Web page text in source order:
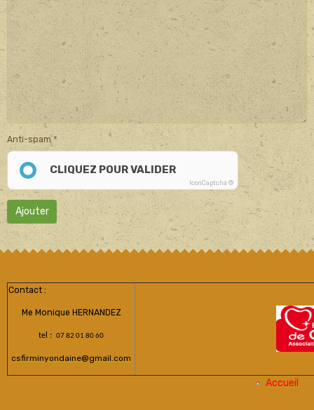
Anti-spam
CLIQUEZ POUR VALIDER
IconCaptcha ©
Ajouter
Contact :
Me Monique HERNANDEZ
tel : 07 82 01 80 60
csfirminyondaine@gmail.com
Accueil